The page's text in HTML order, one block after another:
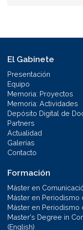
El Gabinete
Presentación
Equipo
Memoria: Proyectos
Memoria: Actividades
Depósito Digital de
Partners
Actualidad
Galerías
Contacto
Formación
Máster en
Máster en Periodismo
Máster en Periodismo
Master's Degree in
(English)